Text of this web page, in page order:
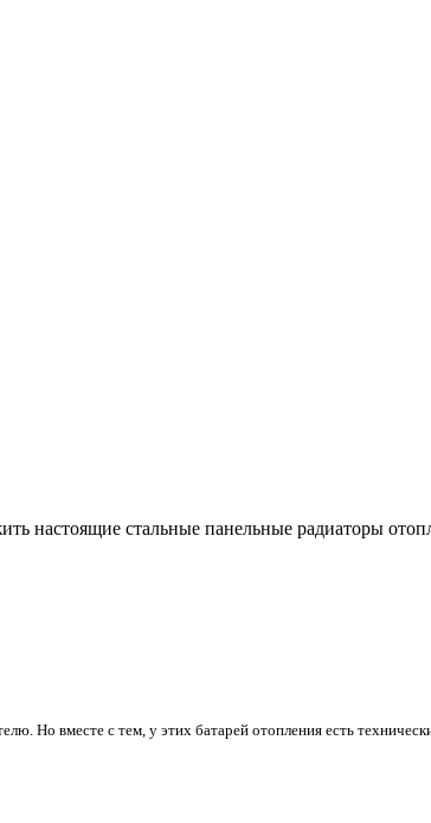
настоящие стальные панельные радиаторы
Но вместе с тем, у этих батарей отопления есть